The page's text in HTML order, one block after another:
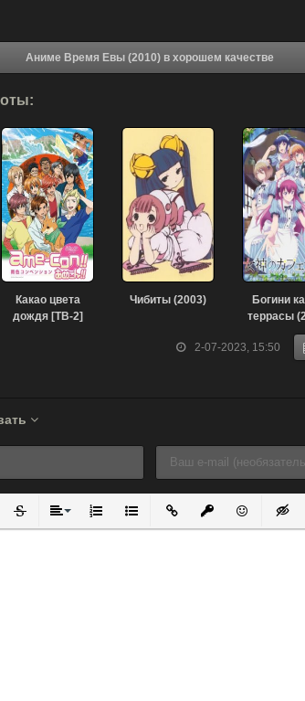
Аниме Время Евы (2010) в хорошем качестве
2-07-2023, 15:50
Какао цвета
дождя [ТВ-2]
Чибиты (2003)
Богини
террасы
ЗачеркнутыйВыравнивание
Нумерованный список
Маркированный список
Вставить ссылку
ВставитьВставить